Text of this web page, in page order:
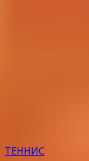
ТЕННИС